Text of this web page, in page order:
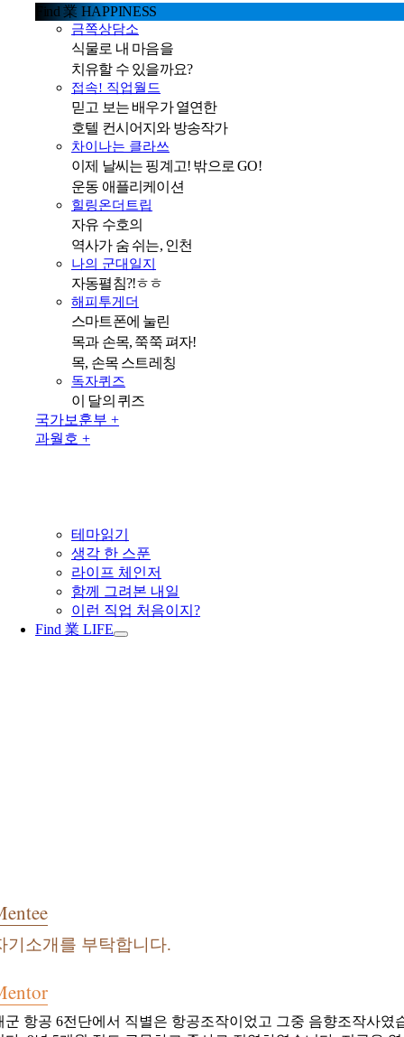
Find 業 HAPPINESS
금쪽상담소
식물로 내 마음을
치유할 수 있을까요?
접속! 직업월드
믿고 보는 배우가 열연한
호텔 컨시어지와 방송작가
차이나는 클라쓰
이제 날씨는 핑계고! 밖으로 GO!
운동 애플리케이션
힐링온더트립
자유 수호의
역사가 숨 쉬는, 인천
나의 군대일지
자동펼침?!ㅎㅎ
해피투게더
스마트폰에 눌린
목과 손목, 쭉쭉 펴자!
목, 손목 스트레칭
독자퀴즈
이 달의 퀴즈
국가보훈부 +
과월호 +
테마읽기
생각 한 스푼
라이프 체인저
함께 그려본 내일
이런 직업 처음이지?
Find 業 LIFE
기소개를 부탁합니다.
군 항공 6전단에서 직별은 항공조작이었고 그중 음향조작사였